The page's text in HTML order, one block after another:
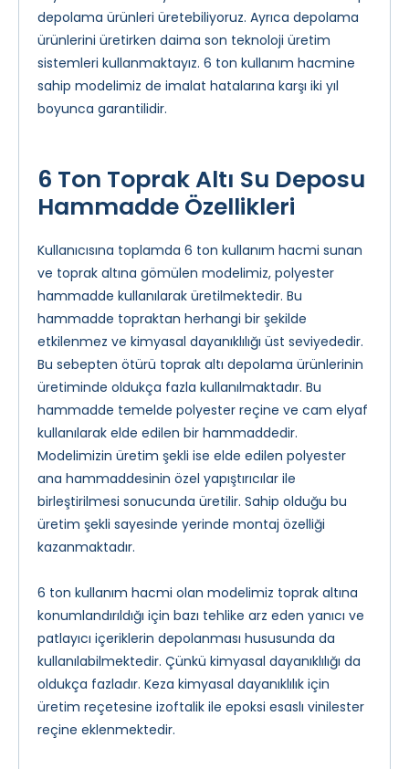
depolama ürünleri üretebiliyoruz. Ayrıca depolama
ürünlerini üretirken daima son teknoloji üretim
sistemleri kullanmaktayız. 6 ton kullanım hacmine
sahip modelimiz de imalat hatalarına karşı iki yıl
boyunca garantilidir.
6 Ton Toprak Altı Su Deposu
Hammadde Özellikleri
Kullanıcısına toplamda 6 ton kullanım hacmi sunan
ve toprak altına gömülen modelimiz, polyester
hammadde kullanılarak üretilmektedir. Bu
hammadde topraktan herhangi bir şekilde
etkilenmez ve kimyasal dayanıklılığı üst seviyededir.
Bu sebepten ötürü toprak altı depolama ürünlerinin
üretiminde oldukça fazla kullanılmaktadır. Bu
hammadde temelde polyester reçine ve cam elyaf
kullanılarak elde edilen bir hammaddedir.
Modelimizin üretim şekli ise elde edilen polyester
ana hammaddesinin özel yapıştırıcılar ile
birleştirilmesi sonucunda üretilir. Sahip olduğu bu
üretim şekli sayesinde yerinde montaj özelliği
kazanmaktadır.
6 ton kullanım hacmi olan modelimiz toprak altına
konumlandırıldığı için bazı tehlike arz eden yanıcı ve
patlayıcı içeriklerin depolanması hususunda da
kullanılabilmektedir. Çünkü kimyasal dayanıklılığı da
oldukça fazladır. Keza kimyasal dayanıklılık için
üretim reçetesine izoftalik ile epoksi esaslı vinilester
reçine eklenmektedir.